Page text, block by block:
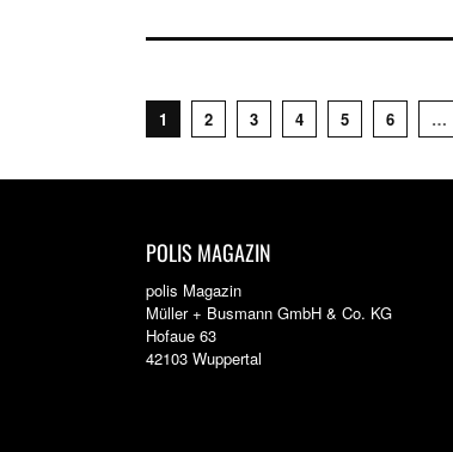
1 2 3 4 5 6 …
POLIS MAGAZIN
polis Magazin
Müller + Busmann GmbH & Co. KG
Hofaue 63
42103 Wuppertal